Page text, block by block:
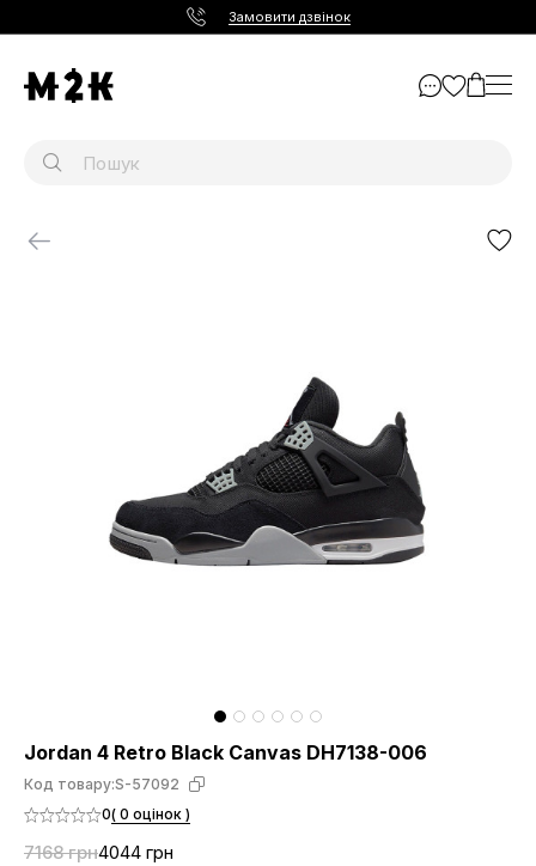
Замовити дзвінок
Jordan 4 Retro Black Canvas DH7138-006
Код товару:S-57092
0( 0 оцінок )
7168 грн4044 грн